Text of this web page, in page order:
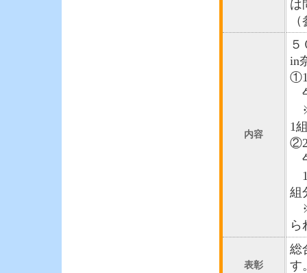
は
内容
in
※
1
組
※
ら
表彰
総
す